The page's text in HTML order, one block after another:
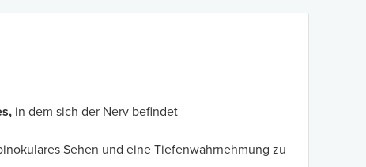
in dem sich der Nerv befindet
Sehen und eine Tiefenwahrnehmung zu